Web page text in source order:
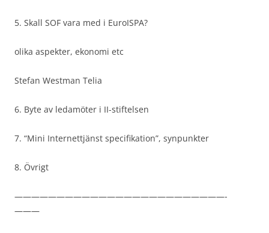
5. Skall SOF vara med i EuroISPA?
olika aspekter, ekonomi etc
Stefan Westman Telia
6. Byte av ledamöter i II-stiftelsen
7. “Mini Internettjänst specifikation”, synpunkter
8. Övrigt
—————————————————————————-
———